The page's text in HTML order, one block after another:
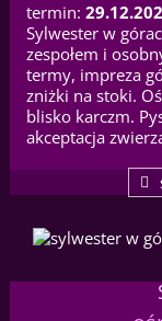
termin:
Sylwester w
zespołem i
termy, impreza
zniżki na stoki.
blisko karczm.
akceptacja